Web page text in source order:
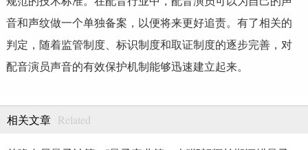
音和声纹做一个单独备案，以便将来更好追责。有了相关的
判定，随着监管制度、标识制度和取证制度的逐步完善，对
配音演员声音的有效保护机制能够迅速建立起来。
相关文章 Related